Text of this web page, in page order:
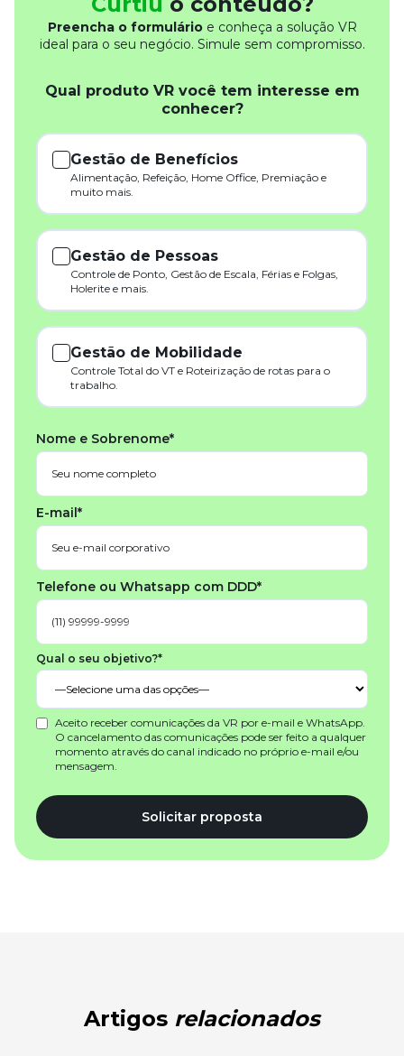
Preencha o formulárioe conheça a solução VR
ideal para o seu negócio. Simule sem compromisso.
Qual produto VR você tem interesse em
conhecer?
Gestão de Benefícios
Alimentação, Refeição, Home Office, Premiação e
muito mais.
Gestão de Pessoas
Controle de Ponto, Gestão de Escala, Férias e Folgas,
Holerite e mais.
Gestão de Mobilidade
Controle Total do VT e Roteirização de rotas para o
trabalho.
Nome e Sobrenome*
E-mail*
Telefone ou Whatsapp com DDD*
Qual o seu objetivo?*
Aceito receber comunicações da VR por e-mail e WhatsApp.
O cancelamento das comunicações pode ser feito a qualquer
momento através do canal indicado no próprio e-mail e/ou
mensagem.
Solicitar proposta
Artigos relacionados